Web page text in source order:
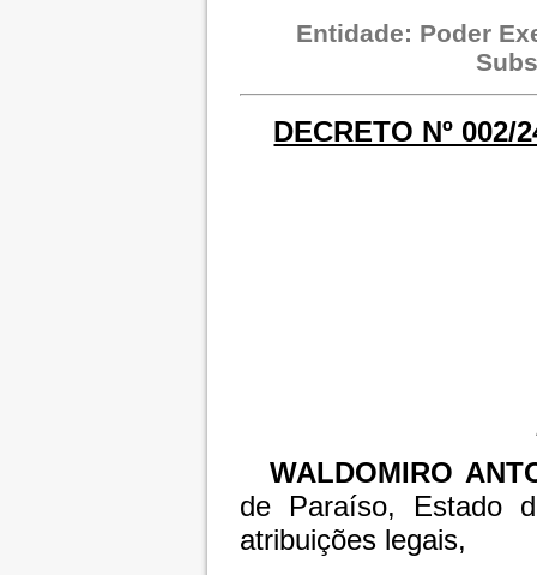
Entidade: Poder
DECRETO Nº 002/
WALDOMIRO
de Paraíso, Estado
atribuições legais,